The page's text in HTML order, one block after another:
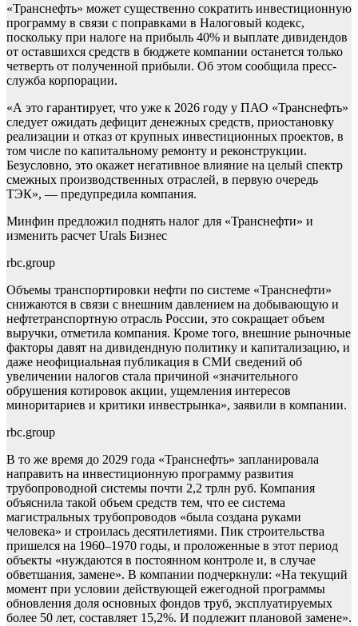
«Транснефть» может существенно сократить инвестиционную
программу в связи с поправками в Налоговый кодекс,
поскольку при налоге на прибыль 40% и выплате дивидендов
от оставшихся средств в бюджете компании останется только
четверть от полученной прибыли. Об этом сообщила пресс-
служба корпорации.
«А это гарантирует, что уже к 2026 году у ПАО «Транснефть»
следует ожидать дефицит денежных средств, приостановку
реализации и отказ от крупных инвестиционных проектов, в
том числе по капитальному ремонту и реконструкции.
Безусловно, это окажет негативное влияние на целый спектр
смежных производственных отраслей, в первую очередь
ТЭК», — предупредила компания.
Минфин предложил поднять налог для «Транснефти» и
изменить расчет Urals Бизнес
rbc.group
Объемы транспортировки нефти по системе «Транснефти»
снижаются в связи с внешним давлением на добывающую и
нефтетранспортную отрасль России, это сокращает объем
выручки, отметила компания. Кроме того, внешние рыночные
факторы давят на дивидендную политику и капитализацию, и
даже неофициальная публикация в СМИ сведений об
увеличении налогов стала причиной «значительного
обрушения котировок акции, ущемления интересов
миноритариев и критики инвестрынка», заявили в компании.
rbc.group
В то же время до 2029 года «Транснефть» запланировала
направить на инвестиционную программу развития
трубопроводной системы почти 2,2 трлн руб. Компания
объяснила такой объем средств тем, что ее система
магистральных трубопроводов «была создана руками
человека» и строилась десятилетиями. Пик строительства
пришелся на 1960–1970 годы, и проложенные в этот период
объекты «нуждаются в постоянном контроле и, в случае
обветшания, замене». В компании подчеркнули: «На текущий
момент при условии действующей ежегодной программы
обновления доля основных фондов труб, эксплуатируемых
более 50 лет, составляет 15,2%. И подлежит плановой замене».